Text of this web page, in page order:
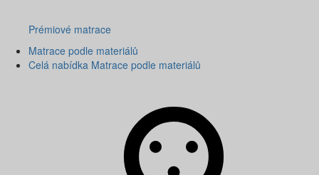
Prémiové matrace
Matrace podle materiálů
Celá nabídka Matrace podle materiálů